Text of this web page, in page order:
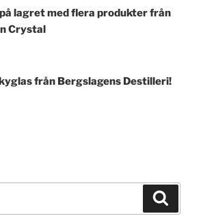
lagret med flera produkter från
Crystal
från Bergslagens Destilleri!